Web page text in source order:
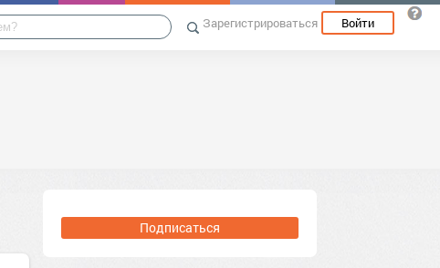
Зарегистрироваться Войти
Подписаться